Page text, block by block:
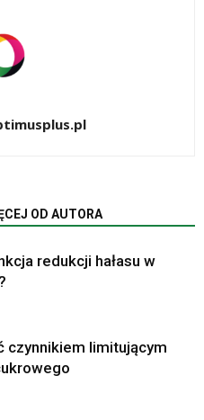
OD AUTORA
redukcji hałasu w
czynnikiem limitującym